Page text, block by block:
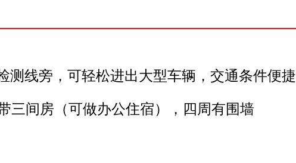
测线旁，可轻松进出大型车辆，交通条件便捷
三间房（可做办公住宿），四周有围墙